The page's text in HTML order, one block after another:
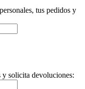
tus pedidos y
y solicita devoluciones: